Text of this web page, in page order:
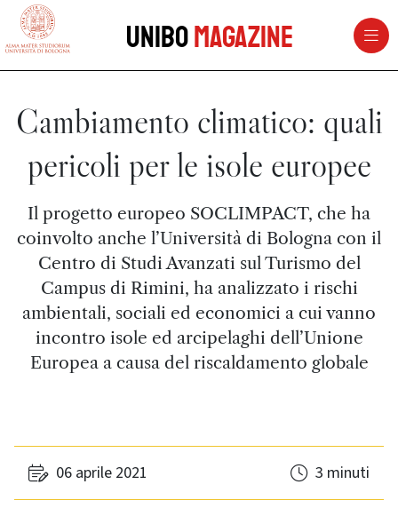
vai al contenuto della pagina
UniboMagazine
Cambiamento climatico: quali
pericoli per le isole europee
Il progetto europeo SOCLIMPACT, che ha
coinvolto anche l’Università di Bologna con il
Centro di Studi Avanzati sul Turismo del
Campus di Rimini, ha analizzato i rischi
ambientali, sociali ed economici a cui vanno
incontro isole ed arcipelaghi dell’Unione
Europea a causa del riscaldamento globale
06 aprile 2021 3 minuti